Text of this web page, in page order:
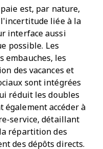
paie est, par nature,
liée à la
interface aussi
possible. Les
embauches, les
des vacances et
sont intégrées
réduit les doubles
également accéder à
service, détaillant
répartition des
des dépôts directs.